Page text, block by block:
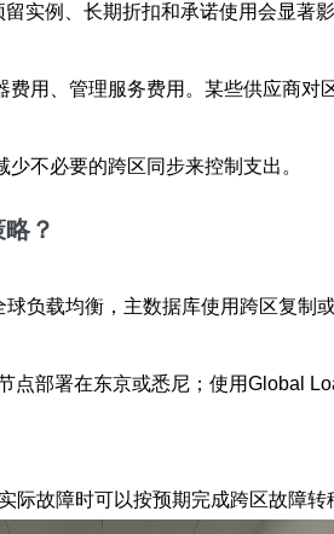
实例、长期折扣和承诺使用会显著影
用、管理服务费用。某些供应商对
不必要的跨区同步来控制支出。
？
负载均衡，主数据库使用跨区复制
点部署在东京或悉尼；使用Global
故障时可以按预期完成跨区故障转